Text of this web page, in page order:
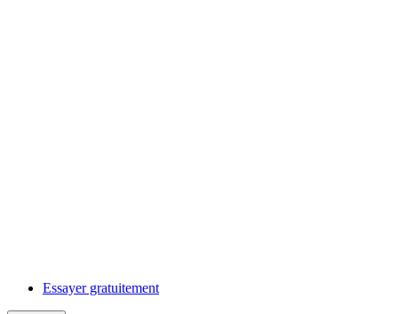
Essayer gratuitement